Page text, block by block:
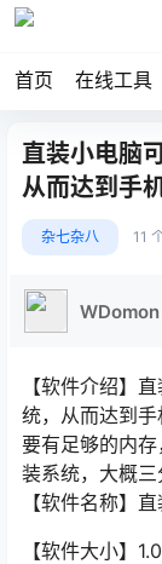
首页 在线工具
直装小电脑
从而达到手
杂七杂八 11
WDomon
【软件介绍】
统，从而达到
要有足够的内
装系统，大概三
【软件名称】
【软件大小】